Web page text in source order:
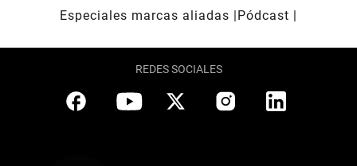
Especiales marcas aliadas
Pódcast
REDES SOCIALES